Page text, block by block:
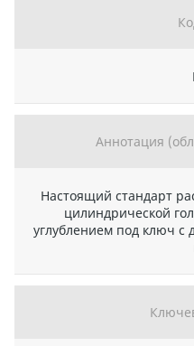
Аннотация
Настоящий стандарт
цилиндрической
углублением под ключ с